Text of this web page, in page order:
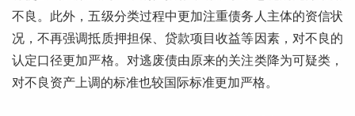
不良。此外，五级分类过程中更加注重债务人主体的资信状
况，不再强调抵质押担保、贷款项目收益等因素，对不良的
认定口径更加严格。对逃废债由原来的关注类降为可疑类，
对不良资产上调的标准也较国际标准更加严格。